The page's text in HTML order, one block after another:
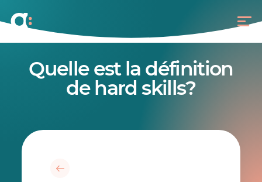
Quelle est la définition
de hard skills?